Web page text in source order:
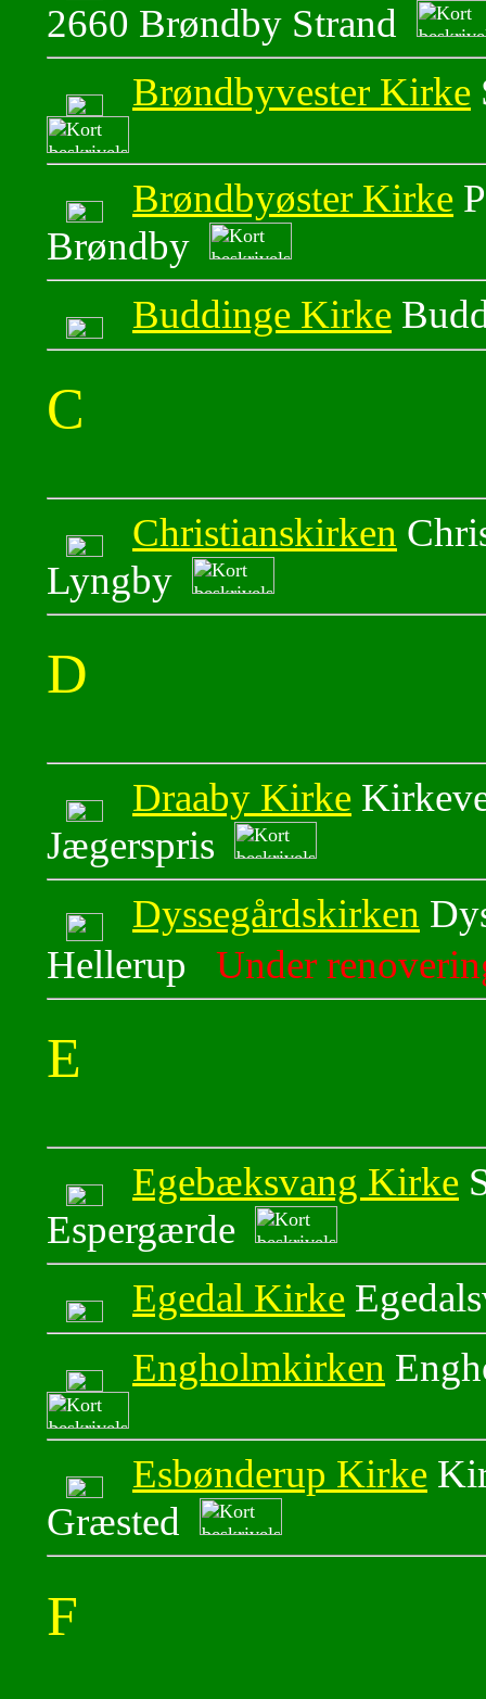
2660 Brøndby Strand
Brøndbyvester Kirke
Brøndbyøster Kirke
Brøndby
Buddinge Kirke
C
Christianskirken
Lyngby
D
Draaby Kirke
Jægerspris
Dyssegårdskirken
Hellerup Under
E
Egebæksvang Kirke
Espergærde
Egedal Kirke
Engholmkirken
Esbønderup Kirke
Græsted
F